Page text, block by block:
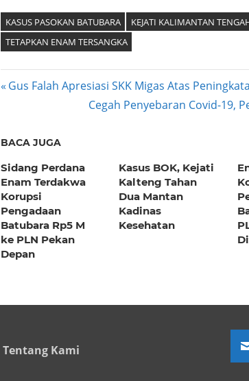
KASUS PASOKAN BATUBARA KEJATI KALIMANTAN
TETAPKAN ENAM TERSANGKA
Post
navigation
Previous
Gus Falah Apresiasi SKK Migas Atas
Next
Cegah Penyebaran Covid-19,
BACA JUGA
Sidang Perdana
Enam Terdakwa
Korupsi
Pengadaan
Batubara Rp5 M
ke PLN Pekan
Depan
Kasus BOK, Kejati
Kalteng Tahan
Dua Mantan
Kadinas
Kesehatan
Tentang Kami